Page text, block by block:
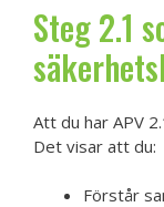
Steg 2.1
Att du har APV
Det visar att du:
Förstår